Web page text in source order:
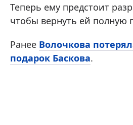
Теперь ему предстоит
чтобы вернуть ей полную
Ранее Волочкова
подарок Баскова.